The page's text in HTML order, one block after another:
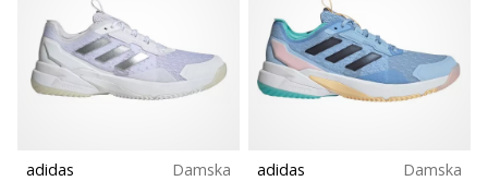
adidas
Damska
adidas
Damska